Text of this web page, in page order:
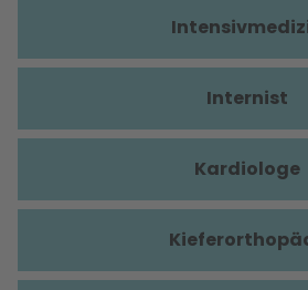
Internist
Kardiologe